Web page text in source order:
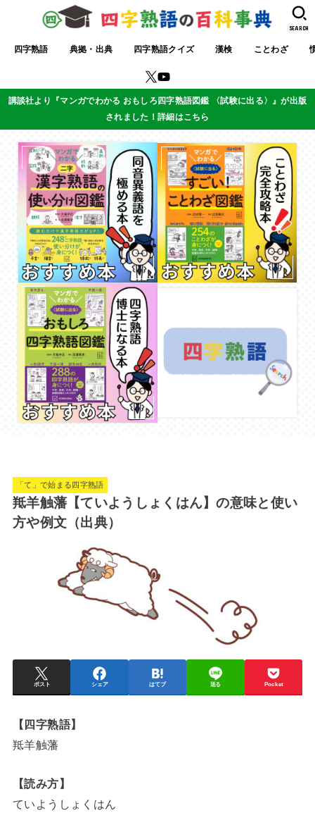
四字熟語 典拠・出典 四字熟語クイズ 漢検 ことわざ
SEARCH
講談社より『マンガでわかる おもしろ四字熟語図鑑 〈試験に出る〉』が出版
されました！詳細はこちら
「て」で始まる四字熟語
羝羊触藩【ていようしょくはん】の意味と使い
方や例文（出典）
ポスト シェア はてブ 送る Pocket
【四字熟語】
羝羊触藩
【読み方】
ていようしょくはん